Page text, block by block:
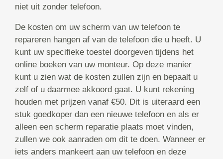
niet uit zonder telefoon.
De kosten om uw scherm van uw telefoon te
repareren hangen af van de telefoon die u heeft. U
kunt uw specifieke toestel doorgeven tijdens het
online boeken van uw monteur. Op deze manier
kunt u zien wat de kosten zullen zijn en bepaalt u
zelf of u daarmee akkoord gaat. U kunt rekening
houden met prijzen vanaf €50. Dit is uiteraard een
stuk goedkoper dan een nieuwe telefoon en als er
alleen een scherm reparatie plaats moet vinden,
zullen we ook aanraden om dit te doen. Wanneer er
iets anders mankeert aan uw telefoon en deze